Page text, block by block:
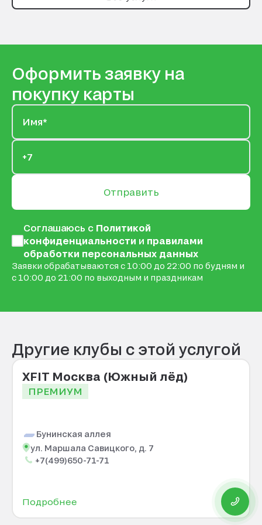
Оформить заявку на
покупку карты
Отправить
Соглашаюсь с Политикой
конфиденциальности и правилами
обработки персональных данных
Заявки обрабатываются с 10:00 до 22:00 по будням и
с 10:00 до 21:00 по выходным и праздникам
Другие клубы с этой услугой
XFIT Москва (Южный лёд)
ПРЕМИУМ
Бунинская аллея
ул. Маршала Савицкого, д. 7
+7(499)650-71-71
Подробнее